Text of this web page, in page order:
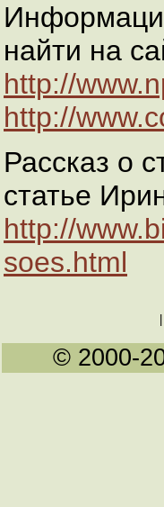
найти на
http://
http://
Рассказ о
статье
http://
soes.html
© 2000-